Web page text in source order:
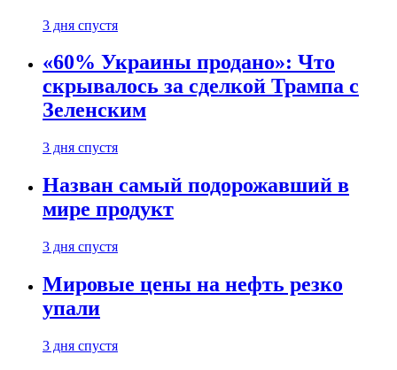
3 дня спустя
«60% Украины продано»: Что
скрывалось за сделкой Трампа с
Зеленским
3 дня спустя
Назван самый подорожавший в
мире продукт
3 дня спустя
Мировые цены на нефть резко
упали
3 дня спустя